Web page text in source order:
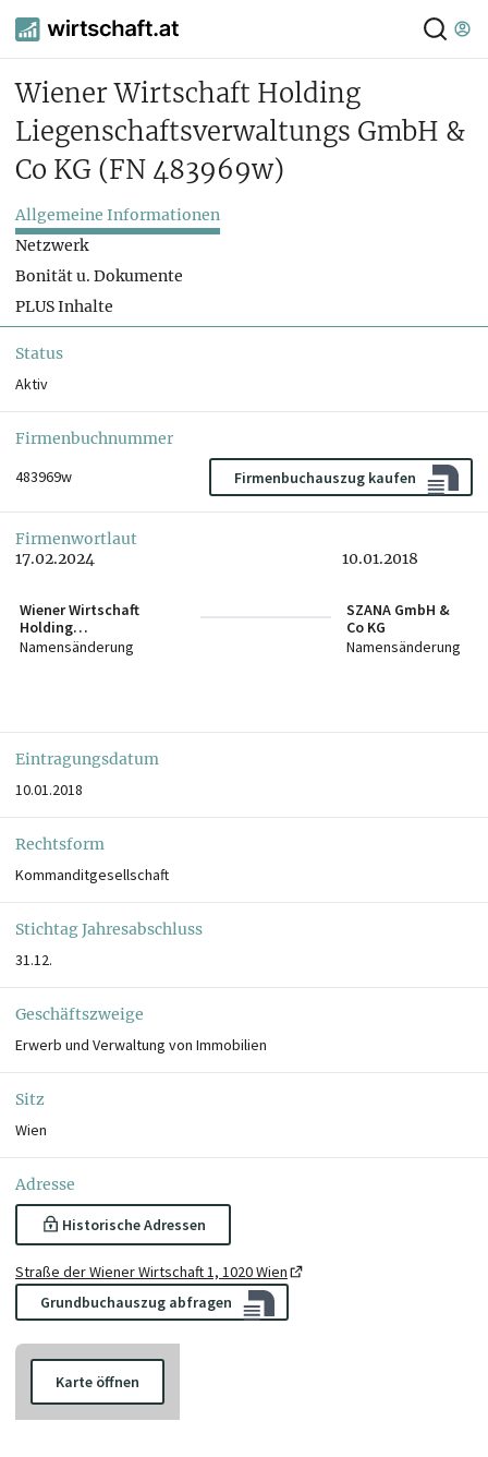
Wiener Wirtschaft Holding
Liegenschaftsverwaltungs GmbH &
Co KG (FN 483969w)
Allgemeine Informationen
Netzwerk
Bonität u. Dokumente
PLUS Inhalte
Status
Aktiv
Firmenbuchnummer
483969w
Firmenbuchauszug kaufen
Firmenwortlaut
17.02.2024
Wiener Wirtschaft
Holding
Liegenschaftsverwaltun
gs GmbH & Co KG
Namensänderung
10.01.2018
SZANA GmbH &
Co KG
Namensänderung
Eintragungsdatum
10.01.2018
Rechtsform
Kommanditgesellschaft
Stichtag Jahresabschluss
31.12.
Geschäftszweige
Erwerb und Verwaltung von Immobilien
Sitz
Wien
Adresse
Historische Adressen
Straße der Wiener Wirtschaft 1, 1020 Wien
Grundbuchauszug abfragen
Karte öffnen